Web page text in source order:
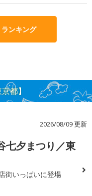
ンキング
都】
2026/08/09 更新
七夕まつり／東
街いっぱいに登場